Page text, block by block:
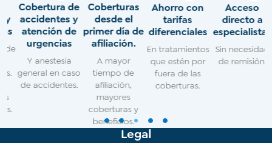
Cobertura de
accidentes y
atención de
urgencias
Y anestesia
general en caso
de accidentes.
Coberturas
desde el
primer día de
afiliación.
A mayor
tiempo de
afiliación,
mayores
coberturas y
beneficios.
Ahorro con
tarifas
diferenciales
En tratamientos
que estén por
fuera de las
coberturas.
Acceso
directo a
especialistas
Sin necesidad
de remisión.
1 2 3 4 5
Legal